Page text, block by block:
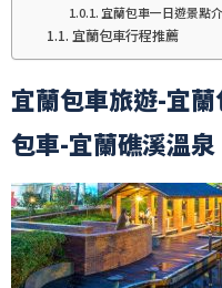
宜蘭包車一日遊景點
宜蘭包車行程推薦
宜蘭包車旅遊-宜
包車-宜蘭礁溪溫泉